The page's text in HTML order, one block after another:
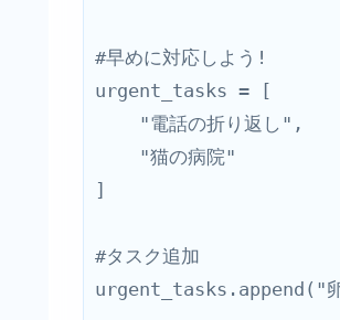
#早めに対応しよう!
urgent_tasks = [
    "電話の折り返し",
    "猫の病院"
]
#タスク追加
urgent_tasks.append("卵